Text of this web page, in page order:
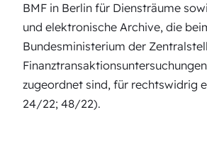
BMF in Berlin für Diensträume
und elektronische Archive, die
Bundesministerium der
zugeordnet sind, für rechtswidrig
24/22; 48/22).